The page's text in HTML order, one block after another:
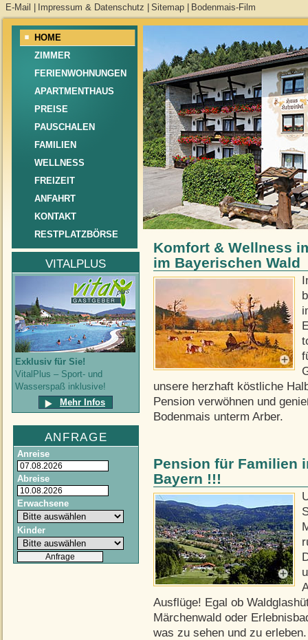
E-Mail Impressum & Datenschutz Sitemap Bodenmais-Film
HOME
ZIMMER
FERIENWOHNUNGEN
APARTMENTHAUS
PREISE
PAUSCHALEN
FAMILIEN
WELLNESS
FREIZEIT
ANFAHRT
KONTAKT
RESTPLATZBÖRSE
VITALPLUS
Exklusiv für Sie!
VitalPlus – Sport- und
Wasserspaß inklusive!
Mehr Infos
ANFRAGE
Anreise
Abreise
Erwachsene
Kinder
Komfort & Wellness
im Bayerischen Wald
unsere herzhaft köstliche
Pension verwöhnen und
Bodenmais unterm Arber.
Pension für Familien
Bayern !!!
Ausflüge! Egal ob
Märchenwald oder
was zu sehen und zu erleben.